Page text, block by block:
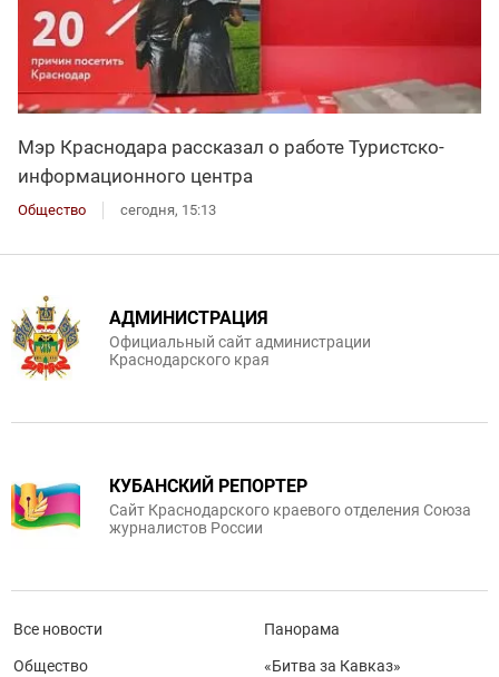
Мэр Краснодара рассказал о работе Туристско-
информационного центра
Общество сегодня, 15:13
АДМИНИСТРАЦИЯ
Официальный сайт администрации
Краснодарского края
КУБАНСКИЙ РЕПОРТЕР
Сайт Краснодарского краевого отделения Союза
журналистов России
Все новости
Общество
Панорама
«Битва за Кавказ»